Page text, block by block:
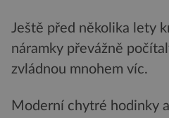
Ještě před několika lety
náramky převážně
zvládnou mnohem víc.
Moderní chytré hodinky